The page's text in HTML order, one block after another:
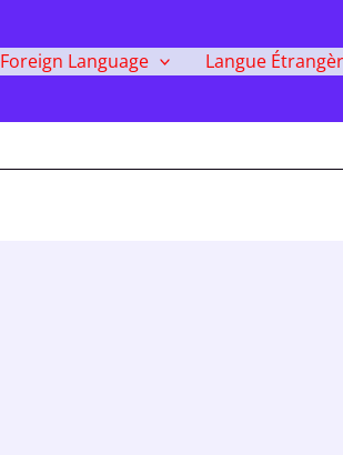
Foreign Language Langue